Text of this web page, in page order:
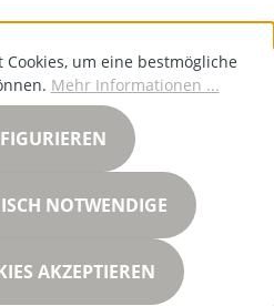
um eine bestmögliche
Mehr Informationen ...
NOTWENDIGE
AKZEPTIEREN